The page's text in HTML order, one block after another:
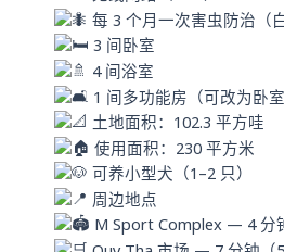
每 3 个月一次害虫防治（
3 间卧室
4 间浴室
1 间多功能房（可改为卧室
土地面积：102.3 平方哇
使用面积：230 平方米
可养小型犬（1–2 只）
周边地点
M Sport Complex — 4 分